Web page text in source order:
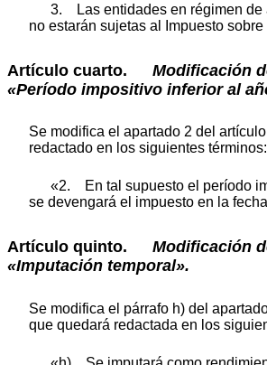
3. Las entidades en régimen de
no estarán sujetas al Impuesto
Artículo cuarto. Modificación
«Período impositivo inferior al
Se modifica el apartado 2 del
redactado en los siguientes términos:
«2. En tal supuesto el período
se devengará el impuesto en la
Artículo quinto. Modificación
«Imputación temporal».
Se modifica el párrafo h) del
que quedará redactada en los